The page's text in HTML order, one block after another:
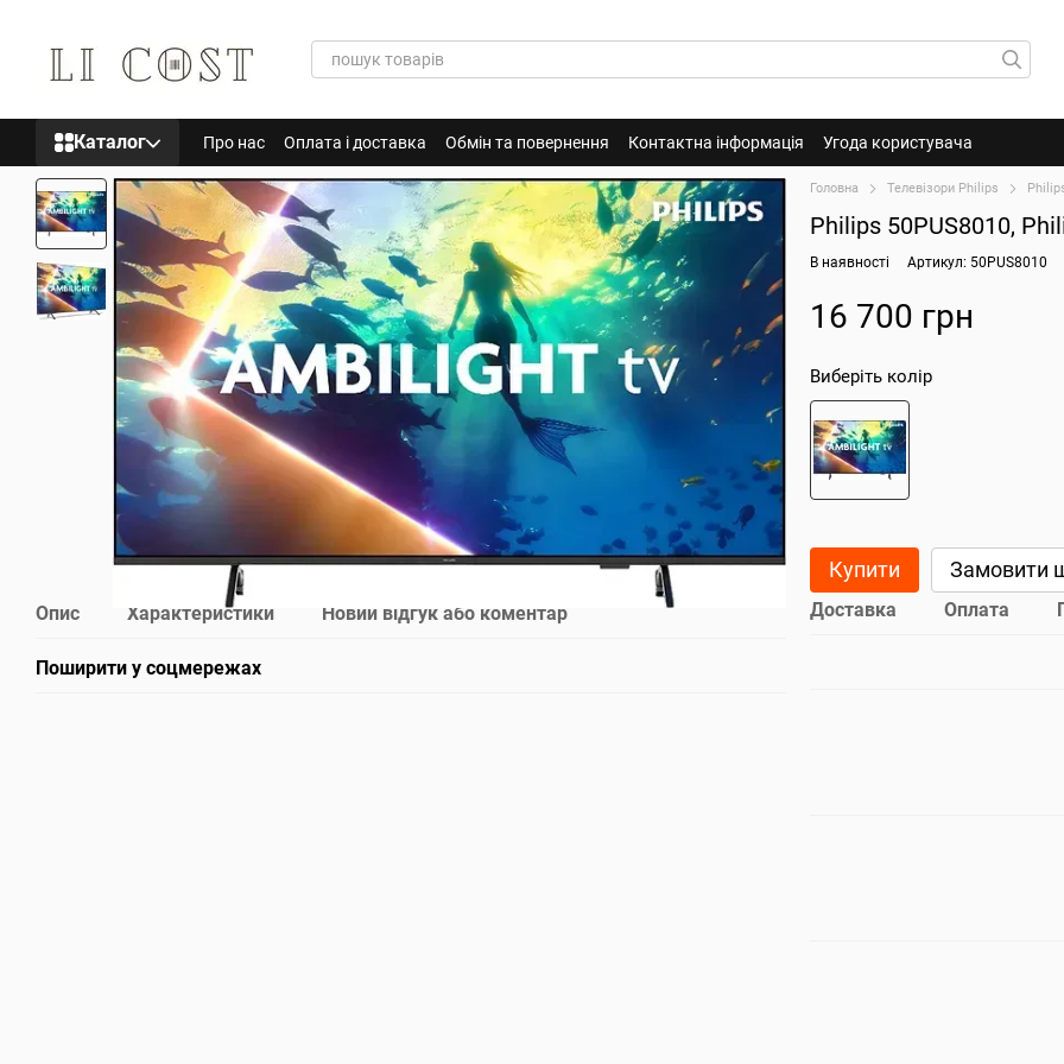
Каталог Про нас Оплата і доставка Обмін та повернення Контактна інформація Угода користувача
Опис Характеристики Новий відгук або коментар
Поширити у соцмережах
Головна Телевізори Philips
Philips 50PUS8010,
В наявності Артикул: 50PUS8010
16 700 грн
Виберіть колір
Купити Замовити
Доставка Оплата